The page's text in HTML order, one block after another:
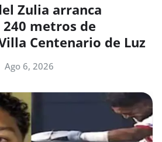
Zulia arranca
metros de
Centenario de Luz
Ago 6, 2026